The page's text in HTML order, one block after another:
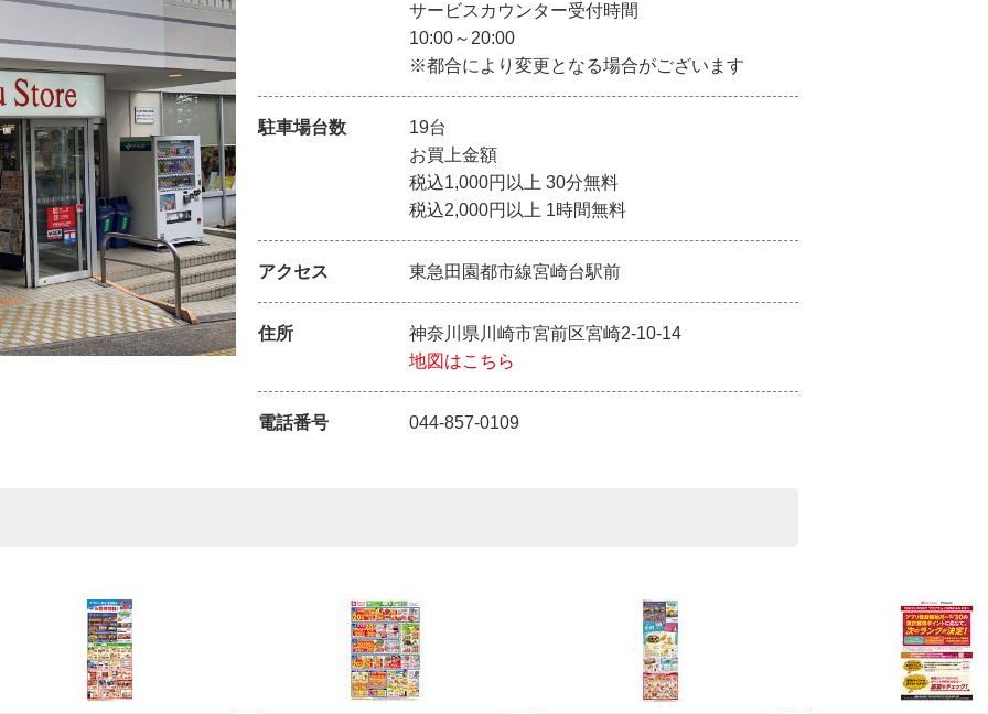
サービスカウンター受付時間
10:00～20:00
※都合により変更となる場合がございます
駐車場台数
19台
お買上金額
税込1,000円以上 30分無料
税込2,000円以上 1時間無料
アクセス 東急田園都市線宮崎台駅前
住所
神奈川県川崎市宮前区宮崎2-10-14
地図はこちら
電話番号 044-857-0109